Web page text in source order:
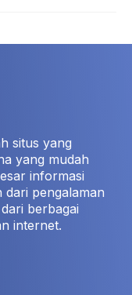
situs yang
yang mudah
informasi
dari pengalaman
berbagai
internet.